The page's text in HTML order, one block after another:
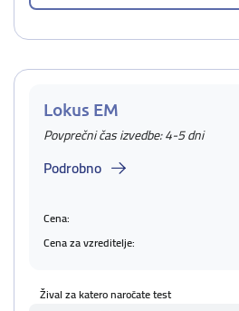
Lokus EM
Povprečni čas izvedbe: 4-5 dni
Podrobno
Cena:
Cena za vzreditelje:
Žival za katero naročate test